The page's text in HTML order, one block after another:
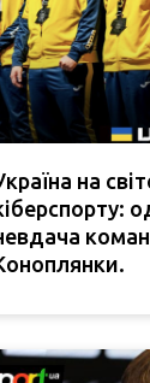
на